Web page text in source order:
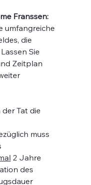
Franssen:
umfangreiche
die
Sie
Zeitplan
Tat die
muss
2 Jahre
des